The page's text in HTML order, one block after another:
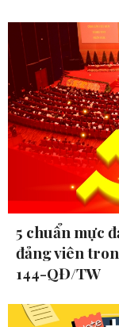
5 chuẩn mực
đảng viên
144-QĐ/TW